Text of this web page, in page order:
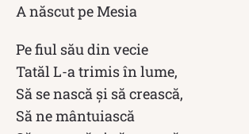
A născut pe Mesia
Pe fiul său din vecie
Tatăl L-a trimis în lume,
Să se nască și să crească,
Să ne mântuiască